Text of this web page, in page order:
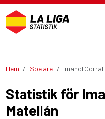
Hem Spelare Imanol Corral
Statistik för
Matellán